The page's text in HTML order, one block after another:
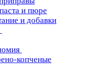
и пюре
и добавки
копченые